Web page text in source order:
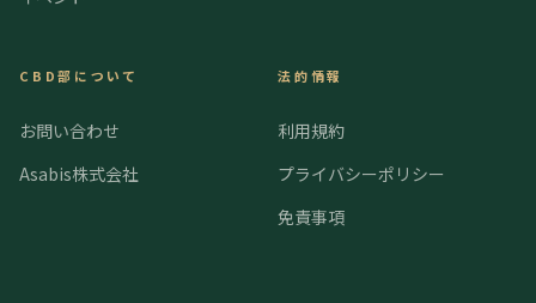
CBD部について
お問い合わせ
Asabis株式会社
法的情報
利用規約
プライバシーポリシー
免責事項